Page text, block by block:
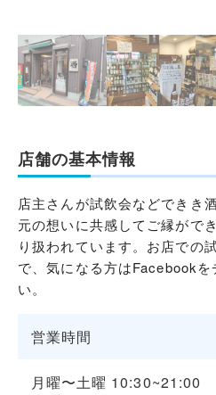
店舗の基本情報
店主さんが試飲会などできき
元の想いに共感してご縁がで
り扱われています。お店での
で、気になる方はFacebookを
い。
営業時間
月曜〜土曜 10:30~21:00